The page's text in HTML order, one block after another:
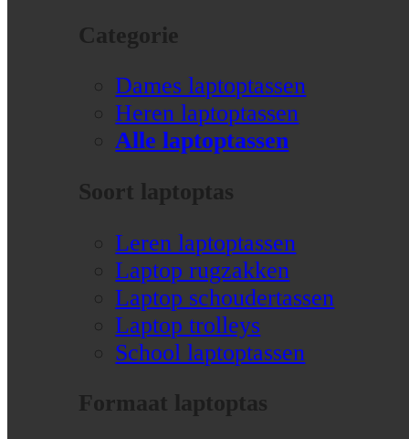
Categorie
Dames laptoptassen
Heren laptoptassen
Alle laptoptassen
Soort laptoptas
Leren laptoptassen
Laptop rugzakken
Laptop schoudertassen
Laptop trolleys
School laptoptassen
Formaat laptoptas